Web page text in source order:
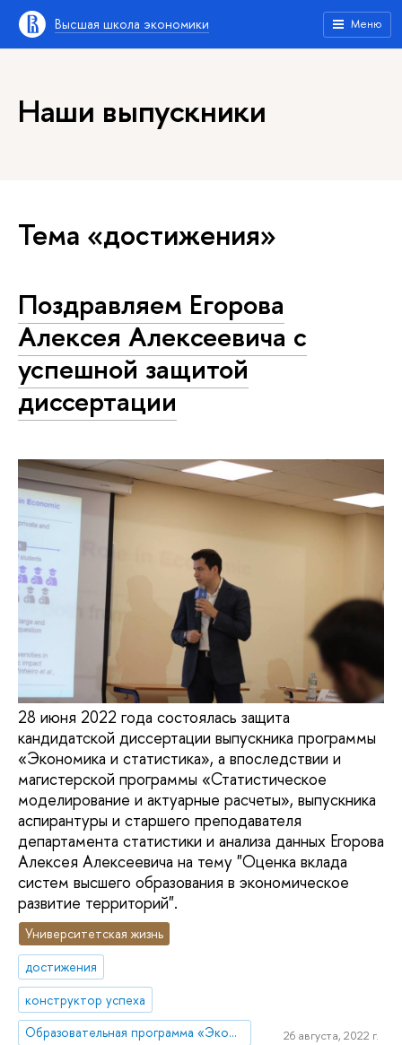
Высшая школа экономики Меню
Наши выпускники
Тема «достижения»
Поздравляем Егорова
Алексея Алексеевича с
успешной защитой
диссертации
28 июня 2022 года состоялась защита
кандидатской диссертации выпускника программы
«Экономика и статистика», а впоследствии и
магистерской программы «Статистическое
моделирование и актуарные расчеты», выпускника
аспирантуры и старшего преподавателя
департамента статистики и анализа данных Егорова
Алексея Алексеевича на тему "Оценка вклада
систем высшего образования в экономическое
развитие территорий".
Университетская жизнь
достижения
конструктор успеха
Образовательная программа «Экономика и статистика»
26 августа, 2022 г.